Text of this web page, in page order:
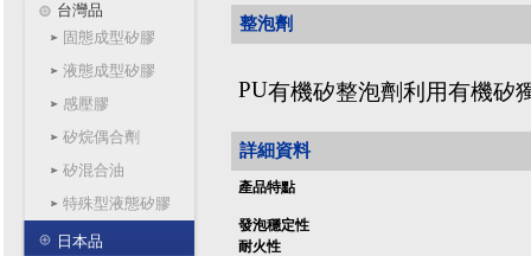
台灣品
固態成型矽膠
液態成型矽膠
感壓膠
矽烷偶合劑
矽混合油
特殊型液態矽膠
日本品
整泡劑
有機矽整泡劑利用有機矽
PU
詳細資料
產品特點
發泡穩定性
耐火性